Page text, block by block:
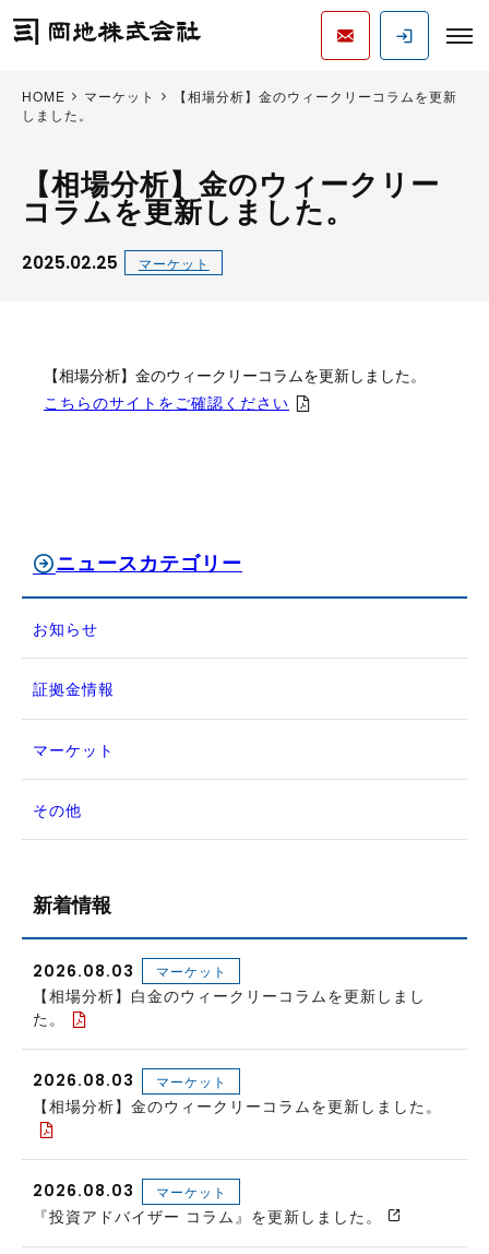
HOME マーケット
【相場分析】金のウィークリーコラムを更新
しました。
【相場分析】金のウィークリー
コラムを更新しました。
2025.02.25 マーケット
【相場分析】金のウィークリーコラムを更新しました。
こちらのサイトをご確認ください
ニュースカテゴリー
お知らせ
証拠金情報
マーケット
その他
新着情報
2026.08.03 マーケット
【相場分析】白金のウィークリーコラムを更新しまし
た。
2026.08.03 マーケット
【相場分析】金のウィークリーコラムを更新しました。
2026.08.03 マーケット
『投資アドバイザー コラム』を更新しました。